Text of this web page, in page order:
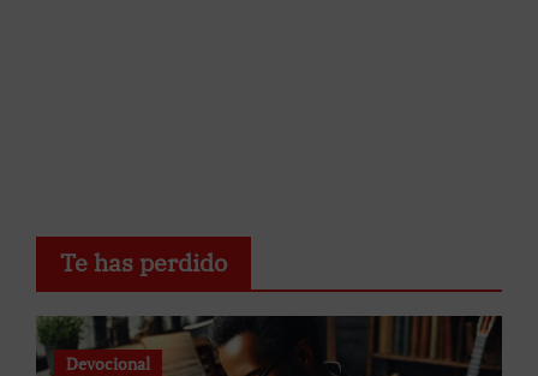
Te has perdido
Devocional